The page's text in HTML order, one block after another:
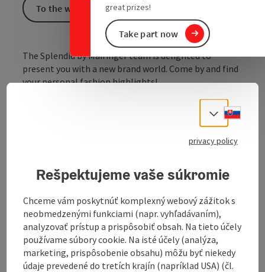
great prizes!
Take part now
The Splendid by Mairinger team is delighted to
present you with a new brand world. Come by and find
your personal fashion highlights!
Colmar
Aigner
Shirtaporter
Closed
Ed Parrish
Allude
Lu Li Lina
To the website
Select
privacy policy
Rešpektujeme vaše súkromie
Chceme vám poskytnúť komplexný webový zážitok s
neobmedzenými funkciami (napr. vyhľadávaním),
analyzovať prístup a prispôsobiť obsah. Na tieto účely
používame súbory cookie. Na isté účely (analýza,
marketing, prispôsobenie obsahu) môžu byť niekedy
údaje prevedené do tretích krajín (napríklad USA) (čl.